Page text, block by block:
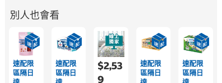
別人也會看
速配限
區隔日
速配限
區隔日
$2,53
9
速配限
區隔日
速配限
區隔日